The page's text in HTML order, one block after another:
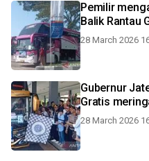
Pemilir
Balik Rantau
28 March 2026
Gubernur
Gratis
28 March 2026